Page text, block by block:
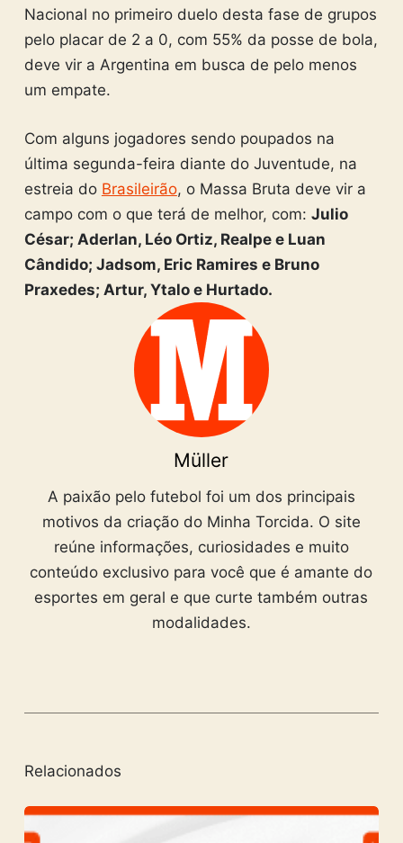
Nacional no primeiro duelo desta fase de grupos
pelo placar de 2 a 0, com 55% da posse de bola,
deve vir a Argentina em busca de pelo menos
um empate.
Com alguns jogadores sendo poupados na
última segunda-feira diante do Juventude, na
estreia do Brasileirão, o Massa Bruta deve vir a
campo com o que terá de melhor, com: Julio
César; Aderlan, Léo Ortiz, Realpe e Luan
Cândido; Jadsom, Eric Ramires e Bruno
Praxedes; Artur, Ytalo e Hurtado.
Müller
A paixão pelo futebol foi um dos principais
motivos da criação do Minha Torcida. O site
reúne informações, curiosidades e muito
conteúdo exclusivo para você que é amante do
esportes em geral e que curte também outras
modalidades.
Relacionados